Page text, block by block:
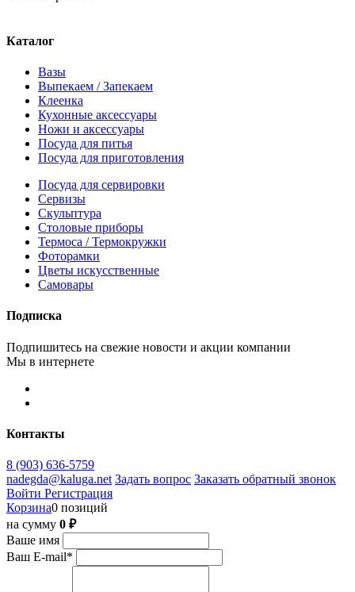
Каталог
Вазы
Выпекаем / Запекаем
Клеенка
Кухонные аксессуары
Ножи и аксессуары
Посуда для питья
Посуда для приготовления
Посуда для сервировки
Сервизы
Скульптура
Столовые приборы
Термоса / Термокружки
Фоторамки
Цветы искусственные
Самовары
Подписка
Подпишитесь на свежие новости и акции компании
Мы в интернете
Контакты
8 (903) 636-5759
nadegda@kaluga.net Задать вопрос Заказать обратный звонок
Войти Регистрация
Корзина0 позиций
на сумму 0 ₽
Ваше имя
Ваш E-mail*